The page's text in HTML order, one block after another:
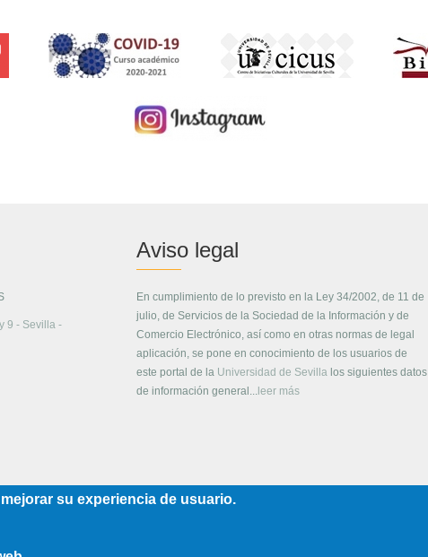
9 - Sevilla -
Aviso legal
En cumplimiento de lo previsto en la Ley 34/2002, de 11 de
julio, de Servicios de la Sociedad de la Información y de
Comercio Electrónico, así como en otras normas de legal
aplicación, se pone en conocimiento de los usuarios de
este portal de la Universidad de Sevilla los siguientes datos
de información general... leer más
su experiencia de usuario.